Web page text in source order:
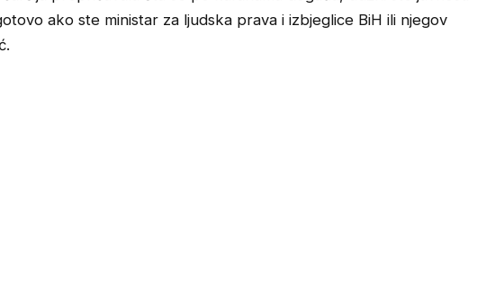
ako ste ministar za ljudska prava i izbjeglice BiH ili njegov